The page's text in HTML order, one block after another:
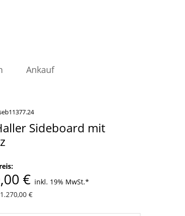
Ankauf
Sideboard mit
€ inkl. 19% MwSt.*
€